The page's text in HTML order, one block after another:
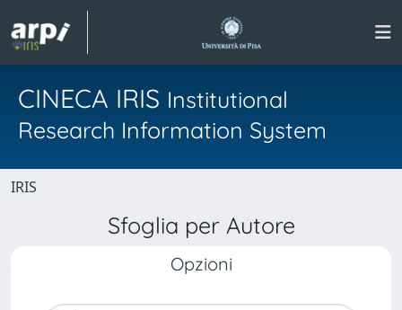
CINECA IRIS Institutional
Research Information System
IRIS
Sfoglia per Autore
Opzioni